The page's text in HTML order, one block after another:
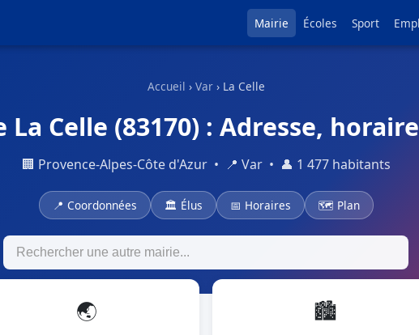
Mairie Écoles Sport
Accueil › Var› La Celle
La Celle (83170) : Adresse,
🏢 Provence-Alpes-Côte d'Azur • 📍 Var • 👤 1 477 habitants
📍 Coordonnées 🏛 Élus 📅 Horaires 🗺 Plan
🌏 🏙